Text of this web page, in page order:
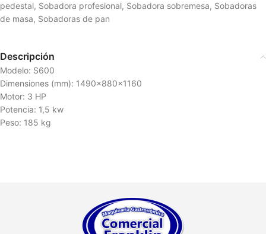
pedestal, Sobadora profesional, Sobadora sobremesa, Sobadoras
de masa, Sobadoras de pan
Descripción
Modelo: S600
Dimensiones (mm): 1490x880x1160
Motor: 3 HP
Potencia: 1,5 kw
Peso: 185 kg